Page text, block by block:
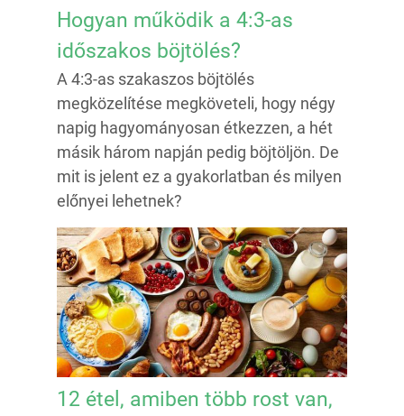
Hogyan működik a 4:3-as
időszakos böjtölés?
A 4:3-as szakaszos böjtölés
megközelítése megköveteli, hogy négy
napig hagyományosan étkezzen, a hét
másik három napján pedig böjtöljön. De
mit is jelent ez a gyakorlatban és milyen
előnyei lehetnek?
12 étel, amiben több rost van,